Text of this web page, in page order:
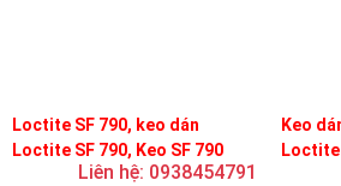
Loctite SF 790, keo dán
Loctite SF 790, Keo SF 790
Liên hệ: 0938454791
Keo